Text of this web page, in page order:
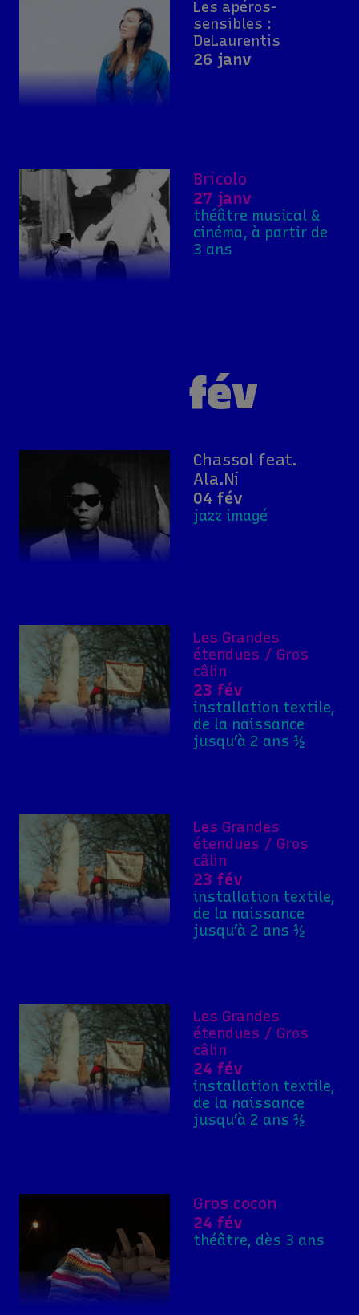
Les apéros-
sensibles :
DeLaurentis
26 janv
Bricolo
27 janv
théâtre musical &
cinéma, à partir de
3 ans
fév
Chassol feat.
Ala.Ni
04 fév
jazz imagé
Les Grandes
étendues / Gros
câlin
23 fév
installation textile,
de la naissance
jusqu’à 2 ans ½
Les Grandes
étendues / Gros
câlin
23 fév
installation textile,
de la naissance
jusqu’à 2 ans ½
Les Grandes
étendues / Gros
câlin
24 fév
installation textile,
de la naissance
jusqu’à 2 ans ½
Gros cocon
24 fév
théâtre, dès 3 ans